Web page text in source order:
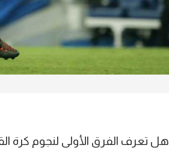
هل تعرف الفرق الأولى لنجوم كرة